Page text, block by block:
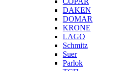
DAKEN
DOMAR
KRONE
LAGO
Schmitz
Suer
Parlok